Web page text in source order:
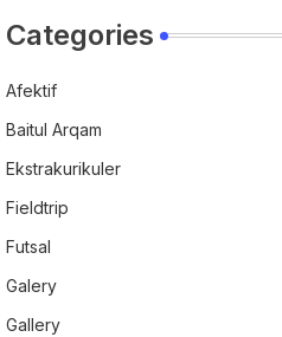
Categories
Afektif
Baitul Arqam
Ekstrakurikuler
Fieldtrip
Futsal
Galery
Gallery